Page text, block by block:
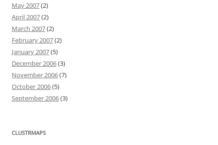
May 2007(2)
April 2007(2)
March 2007(2)
February 2007(2)
January 2007(5)
December 2006(3)
November 2006(7)
October 2006(5)
September 2006(3)
CLUSTRMAPS